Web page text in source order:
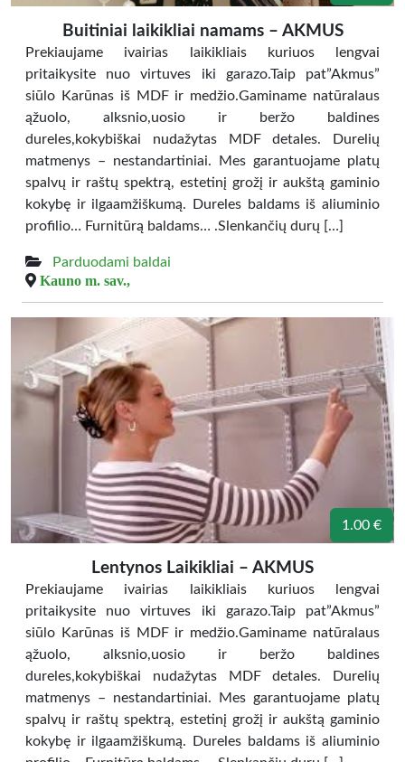
Buitiniai laikikliai namams – AKMUS
Prekiaujame ivairias laikikliais kuriuos lengvai
pritaikysite nuo virtuves iki garazo.Taip pat”Akmus”
siūlo Karūnas iš MDF ir medžio.Gaminame natūralaus
ąžuolo, alksnio,uosio ir beržo baldines
dureles,kokybiškai nudažytas MDF detales. Durelių
matmenys – nestandartiniai. Mes garantuojame platų
spalvų ir raštų spektrą, estetinį grožį ir aukštą gaminio
kokybę ir ilgaamžiškumą. Dureles baldams iš aliuminio
profilio… Furnitūrą baldams… .Slenkančių durų […]
Parduodami baldai
Kauno m. sav.,
1.00 €
Lentynos Laikikliai – AKMUS
Prekiaujame ivairias laikikliais kuriuos lengvai
pritaikysite nuo virtuves iki garazo.Taip pat”Akmus”
siūlo Karūnas iš MDF ir medžio.Gaminame natūralaus
ąžuolo, alksnio,uosio ir beržo baldines
dureles,kokybiškai nudažytas MDF detales. Durelių
matmenys – nestandartiniai. Mes garantuojame platų
spalvų ir raštų spektrą, estetinį grožį ir aukštą gaminio
kokybę ir ilgaamžiškumą. Dureles baldams iš aliuminio